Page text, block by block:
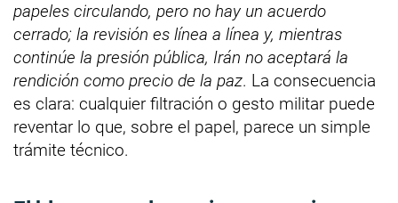
papeles circulando, pero no hay un acuerdo
cerrado; la revisión es línea a línea y, mientras
continúe la presión pública, Irán no aceptará la
rendición como precio de la paz. La consecuencia
es clara: cualquier filtración o gesto militar puede
reventar lo que, sobre el papel, parece un simple
trámite técnico.